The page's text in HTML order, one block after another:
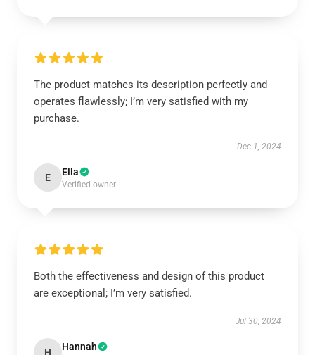
The product matches its description perfectly and
operates flawlessly; I’m very satisfied with my
purchase.
Dec 1, 2024
E Ella
Verified owner
Both the effectiveness and design of this product
are exceptional; I’m very satisfied.
Jul 30, 2024
H Hannah